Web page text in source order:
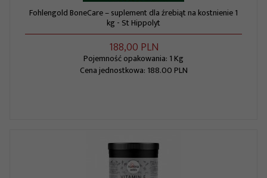
Fohlengold BoneCare – suplement dla źrebiąt na kostnienie 1
kg - St Hippolyt
188,00 PLN
Pojemność opakowania: 1 Kg
Cena jednostkowa: 188.00 PLN